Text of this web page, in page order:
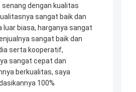
dengan kualitas
sangat baik dan
luar biasa, harganya sangat
sangat baik dan
serta kooperatif,
sangat cepat dan
berkualitas, saya
100%